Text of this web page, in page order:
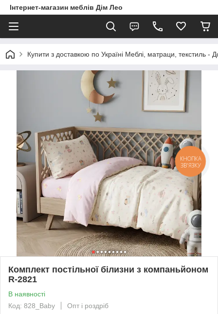
Інтернет-магазин меблів Дім Лео
Купити з доставкою по Україні Меблі, матраци, текстиль -
Комплект постільної білизни з компаньйоном
R-2821
В наявності
Код: 828_Baby
Опт і роздріб
КНОПКА
ЗВ'ЯЗКУ